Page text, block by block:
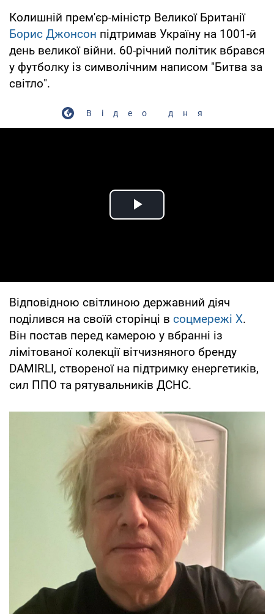
Колишній прем'єр-міністр Великої Британії
Борис Джонсон підтримав Україну на 1001-й
день великої війни. 60-річний політик вбрався
у футболку із символічним написом "Битва за
світло".
Відео дня
Play Video
Відповідною світлиною державний діяч
поділився на своїй сторінці в соцмережі X.
Він постав перед камерою у вбранні із
лімітованої колекції вітчизняного бренду
DAMIRLI, створеної на підтримку енергетиків,
сил ППО та рятувальників ДСНС.